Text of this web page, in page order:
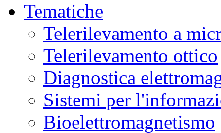
Tematiche
Telerilevamento a
Telerilevamento ottico
Diagnostica
Sistemi per
Bioelettromagnetismo